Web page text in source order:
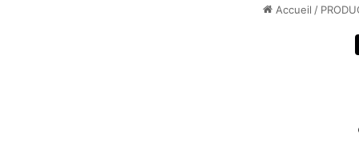
Accueil /